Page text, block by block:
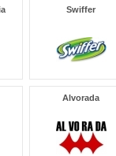
Swiffer
Alvorada